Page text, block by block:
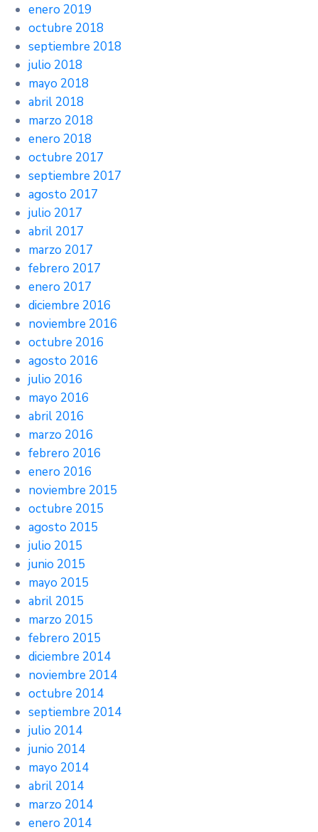
enero 2019
octubre 2018
septiembre 2018
julio 2018
mayo 2018
abril 2018
marzo 2018
enero 2018
octubre 2017
septiembre 2017
agosto 2017
julio 2017
abril 2017
marzo 2017
febrero 2017
enero 2017
diciembre 2016
noviembre 2016
octubre 2016
agosto 2016
julio 2016
mayo 2016
abril 2016
marzo 2016
febrero 2016
enero 2016
noviembre 2015
octubre 2015
agosto 2015
julio 2015
junio 2015
mayo 2015
abril 2015
marzo 2015
febrero 2015
diciembre 2014
noviembre 2014
octubre 2014
septiembre 2014
julio 2014
junio 2014
mayo 2014
abril 2014
marzo 2014
enero 2014